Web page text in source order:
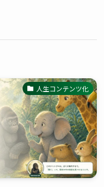
人生コンテンツ化